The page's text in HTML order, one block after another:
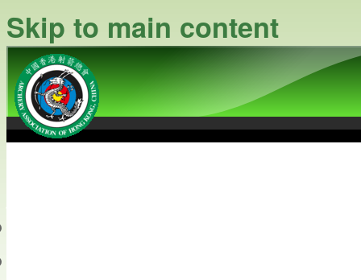
Skip to main content